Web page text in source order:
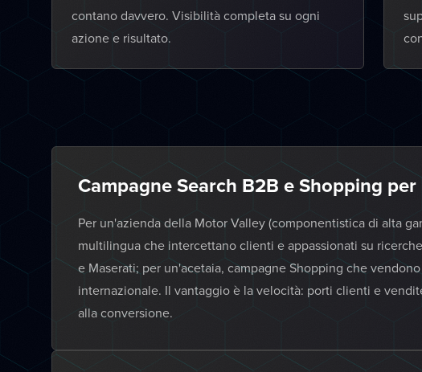
contano davvero. Visibilità completa su ogni
azione e risultato.
Campagne Search B2B e Shopping
Per un'azienda della Motor Valley (componentistica di alta
multilingua che intercettano clienti e appassionati su
e Maserati; per un'acetaia, campagne Shopping che
internazionale. Il vantaggio è la velocità: porti clienti e
alla conversione.